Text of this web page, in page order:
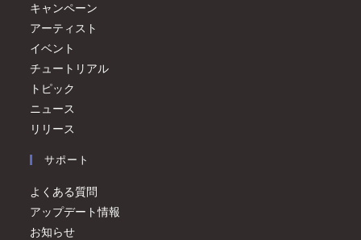
キャンペーン
アーティスト
イベント
チュートリアル
トピック
ニュース
リリース
サポート
よくある質問
アップデート情報
お知らせ